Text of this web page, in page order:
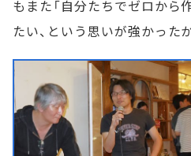
もまた「自分たちでゼロから
たい、という思いが強かった